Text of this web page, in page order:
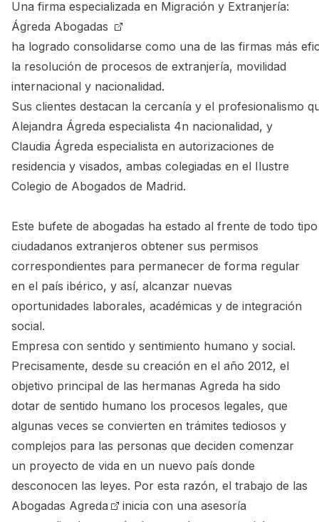
Una firma especializada en Migración y Extranjería:
Ágreda Abogadas
ha logrado consolidarse como una de las firmas más
la resolución de procesos de extranjería, movilidad
internacional y nacionalidad.
Sus clientes destacan la cercanía y el profesionalismo
Alejandra Ágreda especialista 4n nacionalidad, y
Claudia Ágreda especialista en autorizaciones de
residencia y visados, ambas colegiadas en el Ilustre
Colegio de Abogados de Madrid.
Este bufete de abogadas ha estado al frente de todo tipo
ciudadanos extranjeros obtener sus permisos
correspondientes para permanecer de forma regular
en el país ibérico, y así, alcanzar nuevas
oportunidades laborales, académicas y de integración
social.
Empresa con sentido y sentimiento humano y social.
Precisamente, desde su creación en el año 2012, el
objetivo principal de las hermanas Agreda ha sido
dotar de sentido humano los procesos legales, que
algunas veces se convierten en trámites tediosos y
complejos para las personas que deciden comenzar
un proyecto de vida en un nuevo país donde
desconocen las leyes. Por esta razón, el trabajo de las
Abogadas Agreda
inicia con una asesoría